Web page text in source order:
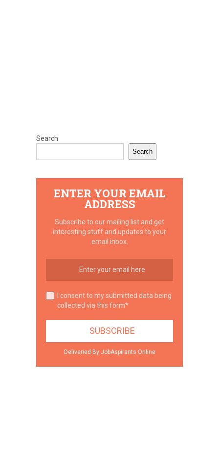
Search
Search
ENTER YOUR EMAIL
ADDRESS
Subscribe to our mailing list and get
interesting stuff and updates to your
email inbox.
I consent to my submitted data being
collected via this form*
Deliveried By JobAspirants.Online